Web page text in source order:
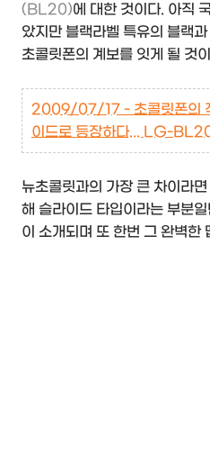
(BL20)에 대한 것이다. 아직
았지만 블랙라벨 특유의 블랙
초콜릿폰의 계보를 잇게 될 것
2009/07/17 - 초콜릿폰의
이드로 등장하다... LG-
뉴초콜릿과의 가장 큰 차이라
해 슬라이드 타입이라는 부분
이 소개되며 또 한번 그 완벽한